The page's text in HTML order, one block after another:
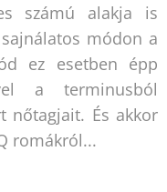
számú alakja is
módon a
ez esetben épp
a terminusból
nőtagjait. És akkor
romákról...